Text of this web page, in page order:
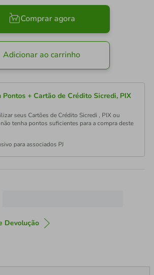
Comprar agora
Adicionar ao carrinho
Pontos + Cartão de Crédito Sicredi, PIX
seus Cartões de Crédito Sicredi , PIX ou
tenha pontos suficientes para a compra deste
para associados PJ
Devolução